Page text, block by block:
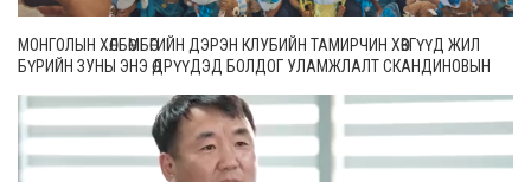
МОНГОЛЫН ХӨЛБӨМБӨГИЙН ДЭРЭН КЛУБИЙН ТАМИРЧИН ХӨВГҮҮД ЖИЛ
БҮРИЙН ЗУНЫ ЭНЭ ӨДРҮҮДЭД БОЛДОГ УЛАМЖЛАЛТ СКАНДИНОВЫН